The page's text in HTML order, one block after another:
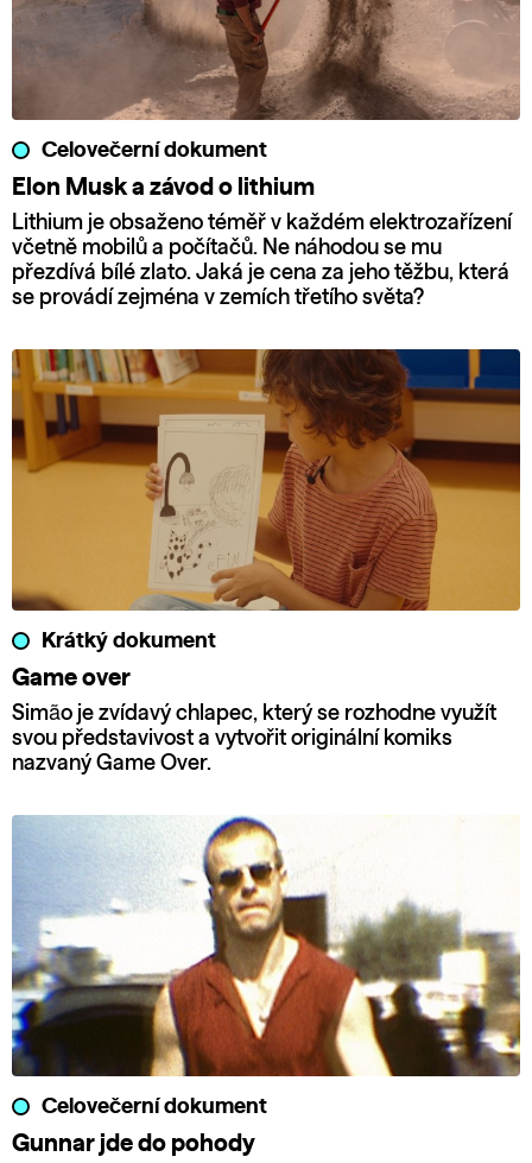
Celovečerní dokument
Elon Musk a závod o lithium
Lithium je obsaženo téměř v každém elektrozařízení
včetně mobilů a počítačů. Ne náhodou se mu
přezdívá bílé zlato. Jaká je cena za jeho těžbu, která
se provádí zejména v zemích třetího světa?
Krátký dokument
Game over
Simão je zvídavý chlapec, který se rozhodne využít
svou představivost a vytvořit originální komiks
nazvaný Game Over.
Celovečerní dokument
Gunnar jde do pohody